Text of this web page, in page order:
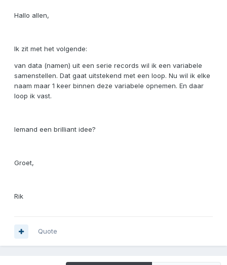
Hallo allen,
Ik zit met het volgende:
van data (namen) uit een serie records wil ik een variabele
samenstellen. Dat gaat uitstekend met een loop. Nu wil ik elke
naam maar 1 keer binnen deze variabele opnemen. En daar
loop ik vast.
Iemand een brilliant idee?
Groet,
Rik
Quote